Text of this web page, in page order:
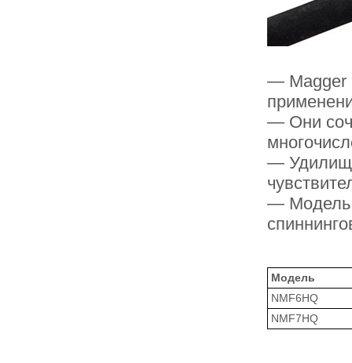
— Magger
— Они
—
— Модель
Модель
NMF6HQ
NMF7HQ